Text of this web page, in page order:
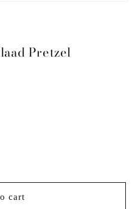
Pretzel
cart